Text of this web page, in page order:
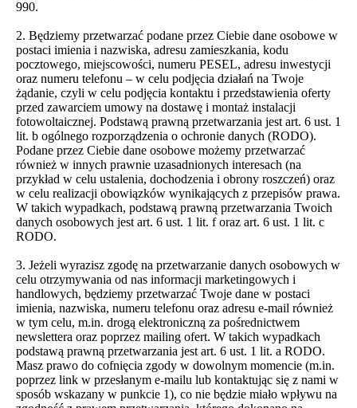
990.
2. Będziemy przetwarzać podane przez Ciebie dane osobowe w
postaci imienia i nazwiska, adresu zamieszkania, kodu
pocztowego, miejscowości, numeru PESEL, adresu inwestycji
oraz numeru telefonu – w celu podjęcia działań na Twoje
żądanie, czyli w celu podjęcia kontaktu i przedstawienia oferty
przed zawarciem umowy na dostawę i montaż instalacji
fotowoltaicznej. Podstawą prawną przetwarzania jest art. 6 ust. 1
lit. b ogólnego rozporządzenia o ochronie danych (RODO).
Podane przez Ciebie dane osobowe możemy przetwarzać
również w innych prawnie uzasadnionych interesach (na
przykład w celu ustalenia, dochodzenia i obrony roszczeń) oraz
w celu realizacji obowiązków wynikających z przepisów prawa.
W takich wypadkach, podstawą prawną przetwarzania Twoich
danych osobowych jest art. 6 ust. 1 lit. f oraz art. 6 ust. 1 lit. c
RODO.
3. Jeżeli wyrazisz zgodę na przetwarzanie danych osobowych w
celu otrzymywania od nas informacji marketingowych i
handlowych, będziemy przetwarzać Twoje dane w postaci
imienia, nazwiska, numeru telefonu oraz adresu e-mail również
w tym celu, m.in. drogą elektroniczną za pośrednictwem
newslettera oraz poprzez mailing ofert. W takich wypadkach
podstawą prawną przetwarzania jest art. 6 ust. 1 lit. a RODO.
Masz prawo do cofnięcia zgody w dowolnym momencie (m.in.
poprzez link w przesłanym e-mailu lub kontaktując się z nami w
sposób wskazany w punkcie 1), co nie będzie miało wpływu na